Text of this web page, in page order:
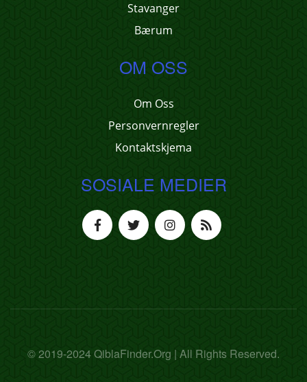
Stavanger
Bærum
OM OSS
Om Oss
Personvernregler
Kontaktskjema
SOSIALE MEDIER
© 2019-2024 QiblaFinder.Org | All Rights Reserved.